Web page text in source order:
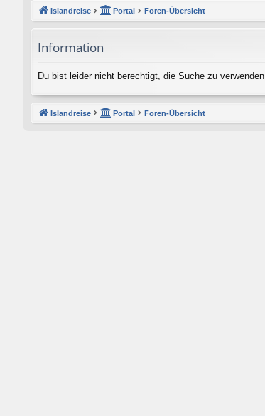
Islandreise Portal Foren-Übersicht
Information
Du bist leider nicht berechtigt, die Suche zu verwenden.
Islandreise Portal Foren-Übersicht